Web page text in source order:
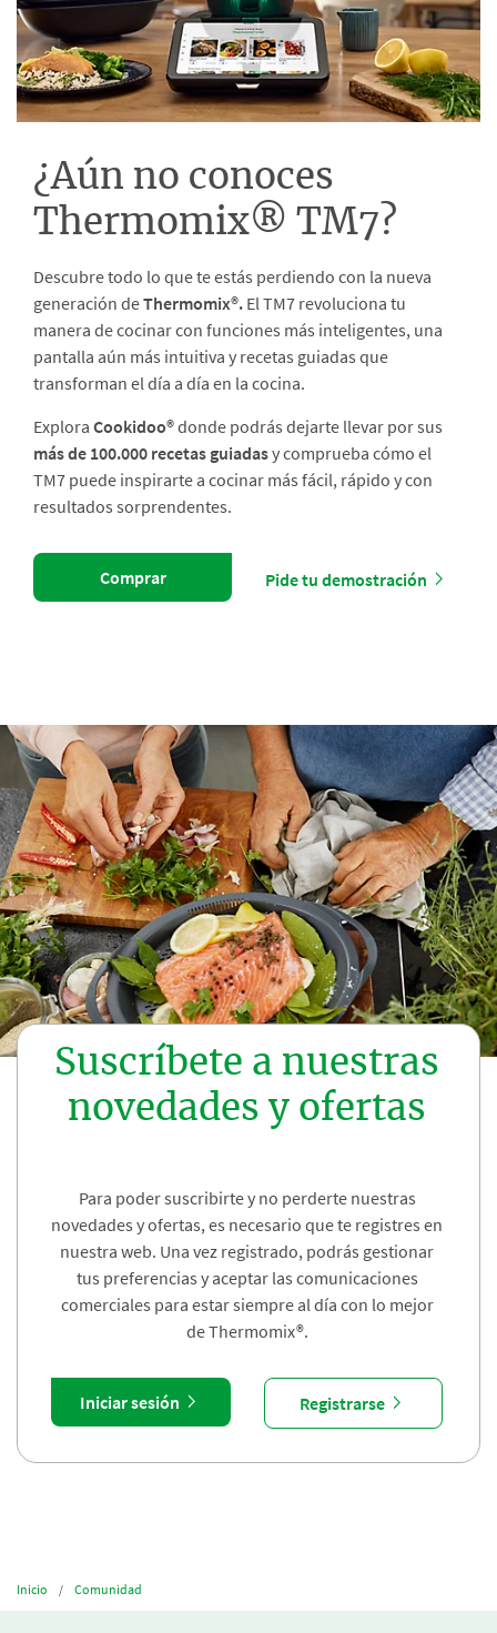
¿Aún no conoces
Thermomix® TM7?
Descubre todo lo que te estás perdiendo con la nueva
generación deThermomix®. El TM7 revoluciona tu
manera de cocinar con funciones más inteligentes, una
pantalla aún más intuitiva y recetas guiadas que
transforman el día a día en la cocina.
Explora Cookidoo®donde podrás dejarte llevar por sus
más de 100.000 recetas guiadasy comprueba cómo el
TM7 puede inspirarte a cocinar más fácil, rápido y con
resultados sorprendentes.
Comprar Pide tu demostración
Suscríbete a nuestras
novedades y ofertas
Para poder suscribirte y no perderte nuestras
novedades y ofertas, es necesario que te registres en
nuestra web. Una vez registrado, podrás gestionar
tus preferencias y aceptar las comunicaciones
comerciales para estar siempre al día con lo mejor
de Thermomix®.
Iniciar sesión Registrarse
Inicio Comunidad